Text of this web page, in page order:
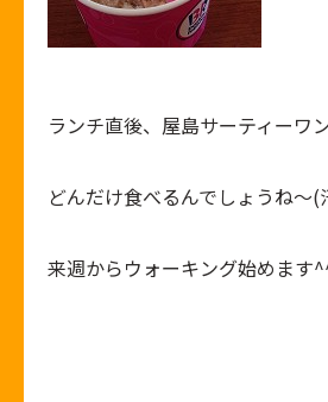
ランチ直後、屋島サーティーワン
どんだけ食べるんでしょうね～(
来週からウォーキング始めます